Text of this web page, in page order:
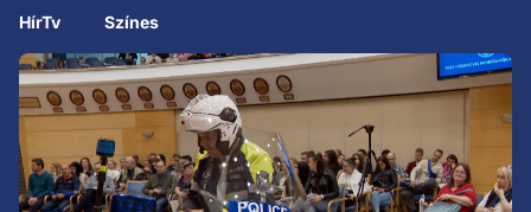
HírTv Színes